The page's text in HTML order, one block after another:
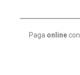
Paga online con